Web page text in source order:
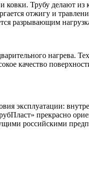
ковки. Трубу делают
отжигу и
разрывающим
нагрева.
качество
эксплуатации:
прекрасно
российскими